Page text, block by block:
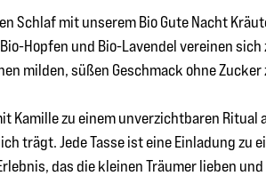
Schlaf mit unserem Bio Gute Nacht
Hopfen und Bio-Lavendel vereinen
milden, süßen Geschmack ohne Zucker
Kamille zu einem unverzichtbaren
trägt. Jede Tasse ist eine Einladung
das die kleinen Träumer lieben